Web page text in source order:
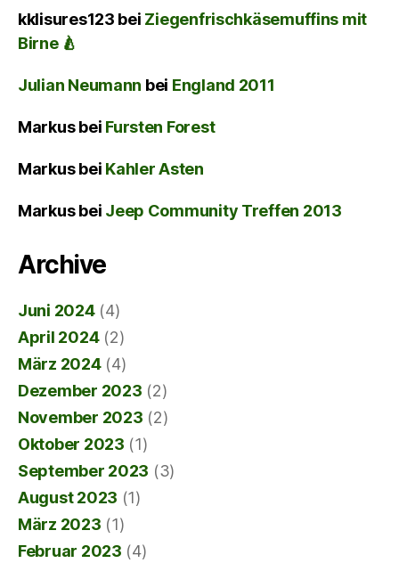
kklisures123 bei Ziegenfrischkäsemuffins mit
Birne 🍐
Julian Neumann bei England 2011
Markusbei Fursten Forest
Markusbei Kahler Asten
Markusbei Jeep Community Treffen 2013
Archive
Juni 2024(4)
April 2024(2)
März 2024(4)
Dezember 2023 (2)
November 2023 (2)
Oktober 2023 (1)
September 2023 (3)
August 2023 (1)
März 2023 (1)
Februar 2023 (4)